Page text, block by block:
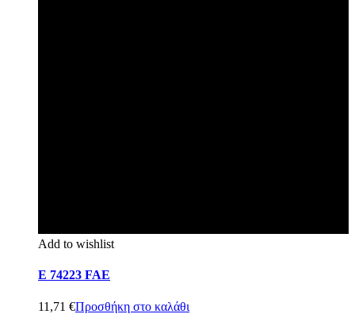
Add to wishlist
E 74223 FAE
11,71 €Προσθήκη στο καλάθι